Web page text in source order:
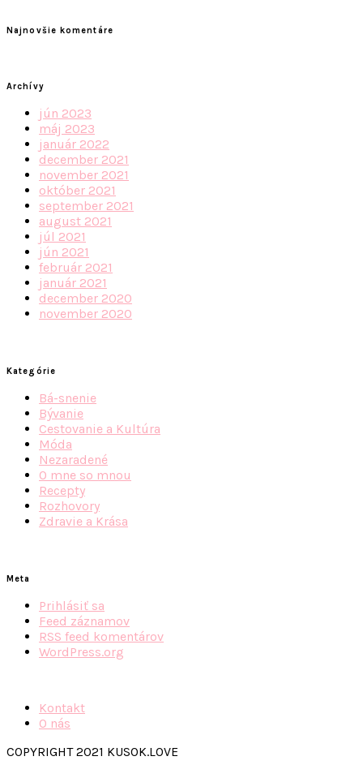
Najnovšie komentáre
Archívy
jún 2023
máj 2023
január 2022
december 2021
november 2021
október 2021
september 2021
august 2021
júl 2021
jún 2021
február 2021
január 2021
december 2020
november 2020
Kategórie
Bá-snenie
Bývanie
Cestovanie a Kultúra
Móda
Nezaradené
O mne so mnou
Recepty
Rozhovory
Zdravie a Krása
Meta
Prihlásiť sa
Feed záznamov
RSS feed komentárov
WordPress.org
Kontakt
O nás
COPYRIGHT 2021 KUSOK.LOVE